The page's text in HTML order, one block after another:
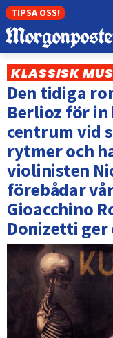
TIPSA OSS!
KLASSISK
Den tidiga
Berlioz för in
centrum vid
rytmer och
violinisten
förebådar
Gioacchino
Donizetti ger